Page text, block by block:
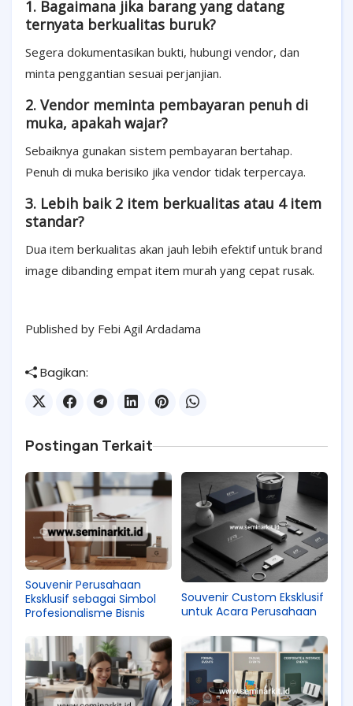
1. Bagaimana jika barang yang datang
ternyata berkualitas buruk?
Segera dokumentasikan bukti, hubungi vendor, dan
minta penggantian sesuai perjanjian.
2. Vendor meminta pembayaran penuh di
muka, apakah wajar?
Sebaiknya gunakan sistem pembayaran bertahap.
Penuh di muka berisiko jika vendor tidak terpercaya.
3. Lebih baik 2 item berkualitas atau 4 item
standar?
Dua item berkualitas akan jauh lebih efektif untuk brand
image dibanding empat item murah yang cepat rusak.
Published by Febi Agil Ardadama
Bagikan:
Postingan Terkait
Souvenir Perusahaan
Eksklusif sebagai Simbol
Profesionalisme Bisnis
Souvenir Custom Eksklusif
untuk Acara Perusahaan